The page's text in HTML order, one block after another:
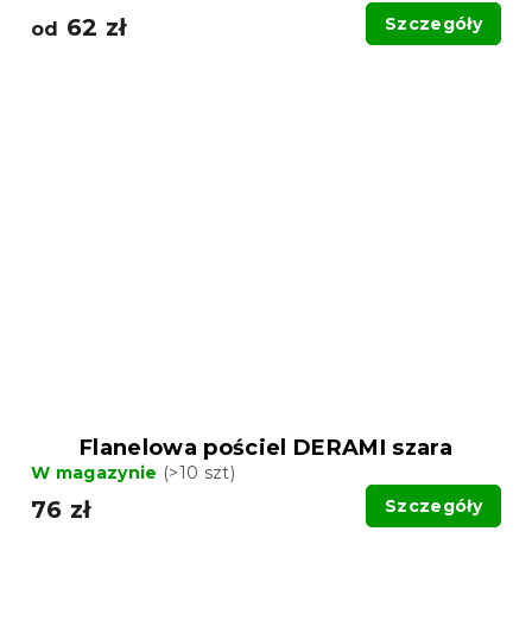
od 62 zł Szczegóły
Flanelowa pościel DERAMI szara
W magazynie (>10 szt)
76 zł Szczegóły